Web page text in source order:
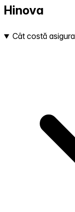
Hinova
Cât costă